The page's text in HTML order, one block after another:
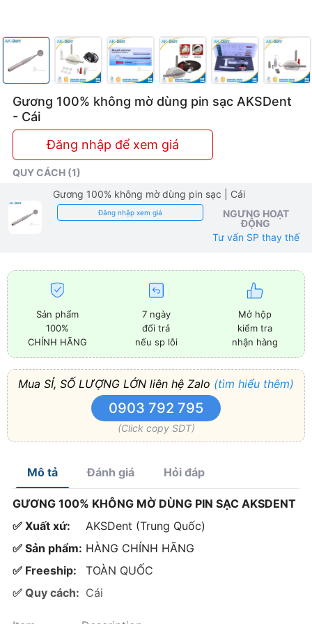
Gương 100% không mờ dùng pin sạc AKSDent
- Cái
Đăng nhập để xem giá
QUY CÁCH (1)
Gương 100% không mờ dùng pin sạc
| Cái
Đăng nhập xem giá
NGƯNG HOẠT
ĐỘNG
Tư vấn SP thay thế
Sản phẩm
100%
CHÍNH HÃNG
7 ngày
đổi trả
nếu sp lỗi
Mở hộp
kiểm tra
nhận hàng
Mua SỈ, SỐ LƯỢNG LỚN liên hệ Zalo (tìm hiểu thêm)
0903 792 795
(Click copy SDT)
Mô tả Đánh giá Hỏi đáp
GƯƠNG 100% KHÔNG MỜ DÙNG PIN SẠC AKSDENT
✅ Xuất xứ:
AKSDent (Trung Quốc)
✅ Sản phẩm: HÀNG CHÍNH HÃNG
✅ Freeship:
TOÀN QUỐC
✅ Quy cách: Cái